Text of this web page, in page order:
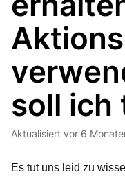
soll ich
Aktualisiert vor 6
Es tut uns leid zu